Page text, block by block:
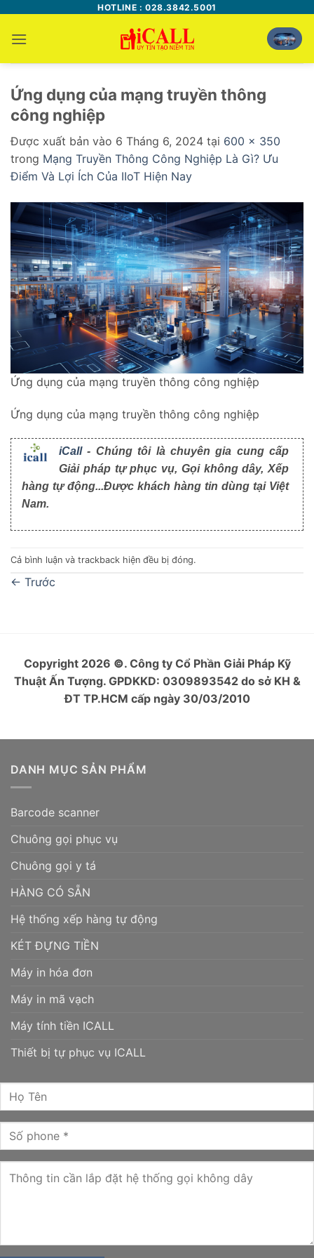
nội
dung
HOTLINE : 028.3842.5001
Ứng dụng của mạng truyền thông
công nghiệp
Được xuất bản vào 6 Tháng 6, 2024 tại 600 × 350
trong Mạng Truyền Thông Công Nghiệp Là Gì? Ưu
Điểm Và Lợi Ích Của IIoT Hiện Nay
Ứng dụng của mạng truyền thông công nghiệp
Ứng dụng của mạng truyền thông công nghiệp
iCall- Chúng tôi là chuyên gia cung cấp
Giải pháp tự phục vụ, Gọi không dây, Xếp
hàng tự động...Được khách hàng tin dùng tại Việt
Nam.
Cả bình luận và trackback hiện đều bị đóng.
← Trước
Copyright 2026 ©. Công ty Cổ Phần Giải Pháp Kỹ
Thuật Ấn Tượng. GPDKKD: 0309893542 do sở KH &
ĐT TP.HCM cấp ngày 30/03/2010
DANH MỤC SẢN PHẨM
Barcode scanner
Chuông gọi phục vụ
Chuông gọi y tá
HÀNG CÓ SẴN
Hệ thống xếp hàng tự động
KÉT ĐỰNG TIỀN
Máy in hóa đơn
Máy in mã vạch
Máy tính tiền ICALL
Thiết bị tự phục vụ ICALL